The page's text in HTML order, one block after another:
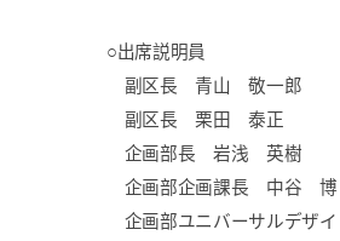
○出席説明員
副区長 青山 敬一郎
副区長 栗田 泰正
企画部長 岩浅 英樹
企画部企画課長 中谷 博
企画部ユニバーサルデザ